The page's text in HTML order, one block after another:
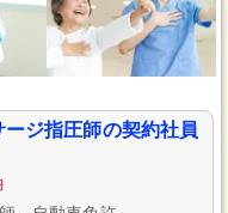
ジ指圧師の契約社員